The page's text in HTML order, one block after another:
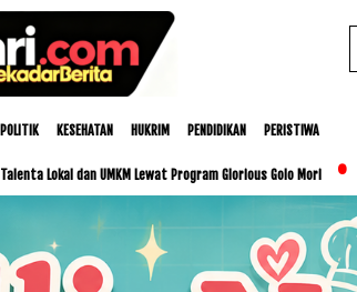
POLITIK KESEHATAN HUKRIM PENDIDIKAN PERISTIWA
Lewat Program Glorious Golo Mori Pemkab Lombok